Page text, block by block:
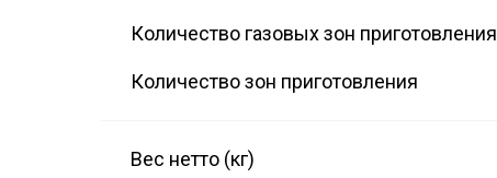
Количество газовых зон приготовления
Количество зон приготовления
Вес нетто (кг)